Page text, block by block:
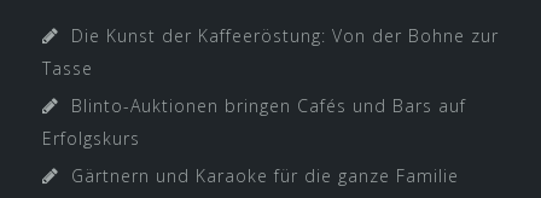
Die Kunst der Kaffeeröstung: Von der Bohne zur
Tasse
Blinto-Auktionen bringen Cafés und Bars auf
Erfolgskurs
Gärtnern und Karaoke für die ganze Familie